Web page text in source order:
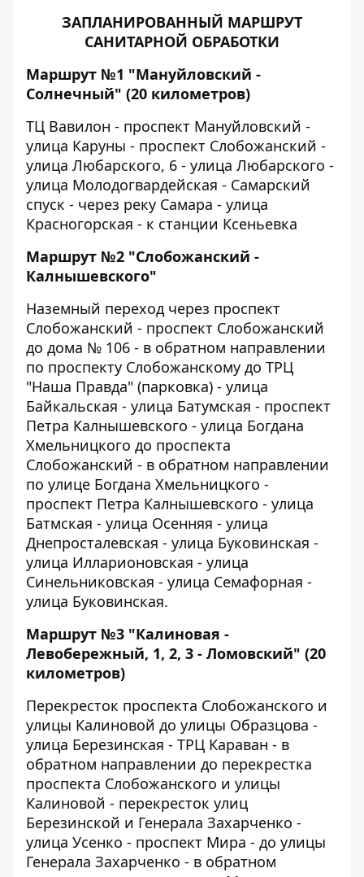
ЗАПЛАНИРОВАННЫЙ МАРШРУТ
САНИТАРНОЙ ОБРАБОТКИ
Маршрут №1 "Мануйловский -
Солнечный" (20 километров)
ТЦ Вавилон - проспект Мануйловский -
улица Каруны - проспект Слобожанский -
улица Любарского, 6 - улица Любарского -
улица Молодогвардейская - Самарский
спуск - через реку Самара - улица
Красногорская - к станции Ксеньевка
Маршрут №2 "Слобожанский -
Калнышевского"
Наземный переход через проспект
Слобожанский - проспект Слобожанский
до дома № 106 - в обратном направлении
по проспекту Слобожанскому до ТРЦ
"Наша Правда" (парковка) - улица
Байкальская - улица Батумская - проспект
Петра Калнышевского - улица Богдана
Хмельницкого до проспекта
Слобожанский - в обратном направлении
по улице Богдана Хмельницкого -
проспект Петра Калнышевского - улица
Батмская - улица Осенняя - улица
Днепросталевская - улица Буковинская -
улица Илларионовская - улица
Синельниковская - улица Семафорная -
улица Буковинская.
Маршрут №3 "Калиновая -
Левобережный, 1, 2, 3 - Ломовский" (20
километров)
Перекресток проспекта Слобожанского и
улицы Калиновой до улицы Образцова -
улица Березинская - ТРЦ Караван - в
обратном направлении до перекрестка
проспекта Слобожанского и улицы
Калиновой - перекресток улиц
Березинской и Генерала Захарченко -
улица Усенко - проспект Мира - до улицы
Генерала Захарченко - в обратном